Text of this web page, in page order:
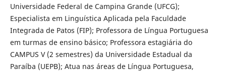
Universidade Federal de Campina Grande (UFCG);
Especialista em Linguística Aplicada pela Faculdade
Integrada de Patos (FIP); Professora de Língua Portuguesa
em turmas de ensino básico; Professora estagiária do
CAMPUS V (2 semestres) da Universidade Estadual da
Paraíba (UEPB); Atua nas áreas de Língua Portuguesa,